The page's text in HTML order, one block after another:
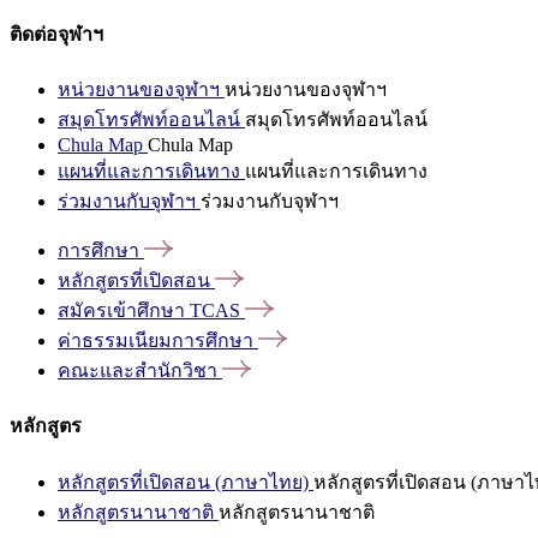
ติดต่อจุฬาฯ
หน่วยงานของจุฬาฯ หน่วยงานของจุฬาฯ
สมุดโทรศัพท์ออนไลน์ สมุดโทรศัพท์ออนไลน์
Chula Map Chula Map
แผนที่และการเดินทาง แผนที่และการเดินทาง
ร่วมงานกับจุฬาฯ ร่วมงานกับจุฬาฯ
การศึกษา
หลักสูตรที่เปิดสอน
สมัครเข้าศึกษา TCAS
ค่าธรรมเนียมการศึกษา
คณะและสำนักวิชา
หลักสูตร
หลักสูตรที่เปิดสอน (ภาษาไทย) หลักสูตรที่เปิดสอน (ภาษาไ
หลักสูตรนานาชาติ หลักสูตรนานาชาติ